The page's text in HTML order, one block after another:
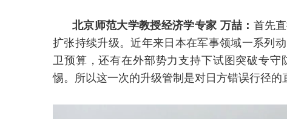
北京师范大学教授经济学专家 万喆： 首先
扩张持续升级。近年来日本在军事领域一系列
卫预算，还有在外部势力支持下试图突破专
惕。所以这一次的升级管制是对日方错误行径的